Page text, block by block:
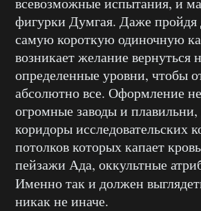
фигурки Думгая. Даже пройдя
самую короткую одиночную
возникает желание вернуться
определенные уровни, чтобы
абсолютно все. Оформление не
огромные заводы и
коридоры исследовательских
потолков которых капает
пейзажи Ада, оккультные
Именно так и должен
никак не иначе.